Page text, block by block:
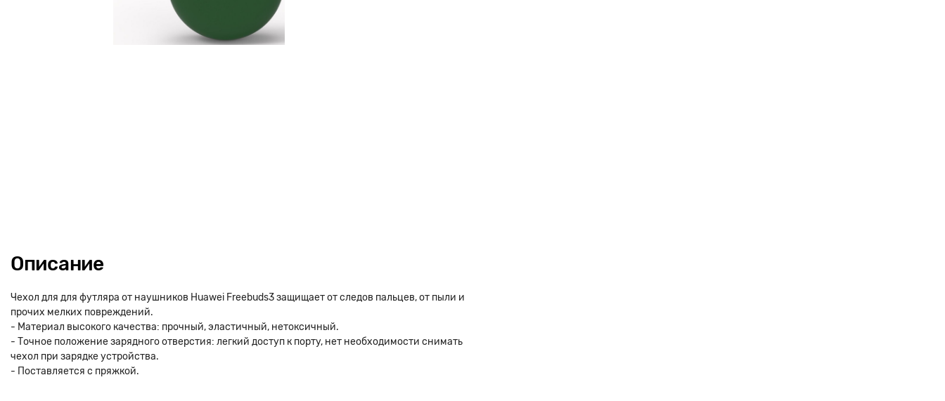
Описание
Чехол для для футляра от наушников Huawei Freebuds3 защищает от следов пальцев, от пыли и
прочих мелких повреждений.
- Материал высокого качества: прочный, эластичный, нетоксичный.
- Точное положение зарядного отверстия: легкий доступ к порту, нет необходимости снимать
чехол при зарядке устройства.
- Поставляется с пряжкой.